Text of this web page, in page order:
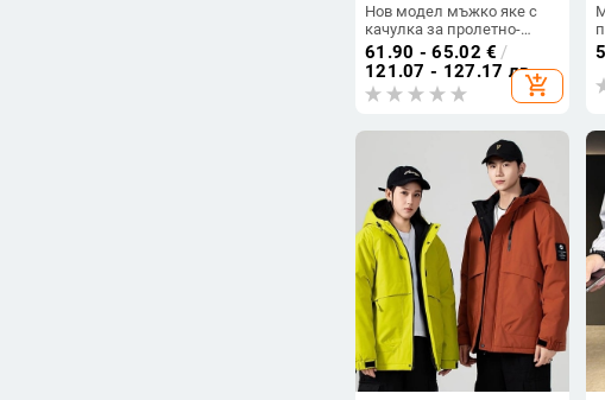
Нов модел мъжко яке с
качулка за пролетно-
есенен сезон, ретро пилот
стил, модерно ежедневно
облекло
61.90 - 65.02 € /
121.07 - 127.17 лв
add_shopping_cart